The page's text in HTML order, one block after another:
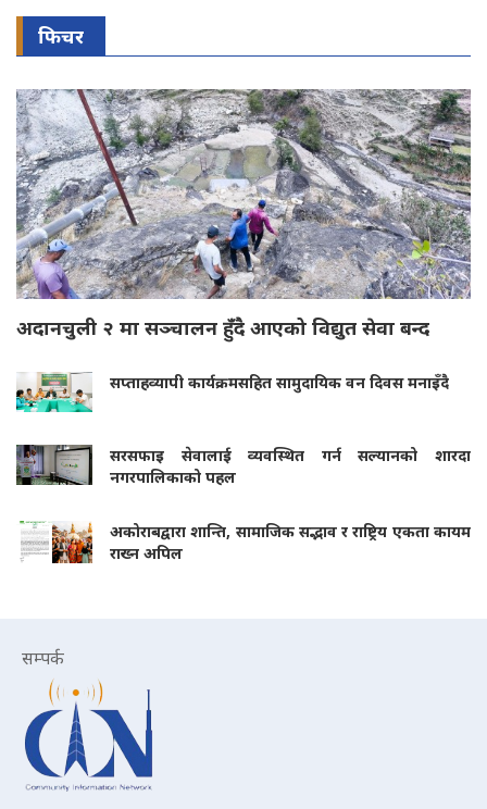
फिचर
अदानचुली २ मा सञ्चालन हुँदै आएको विद्युत सेवा बन्द
सप्ताहव्यापी कार्यक्रमसहित सामुदायिक वन दिवस मनाइँदै
सरसफाइ सेवालाई व्यवस्थित गर्न सल्यानको शारदा
नगरपालिकाको पहल
अकोराबद्वारा शान्ति, सामाजिक सद्भाव र राष्ट्रिय एकता कायम
राख्न अपिल
सम्पर्क